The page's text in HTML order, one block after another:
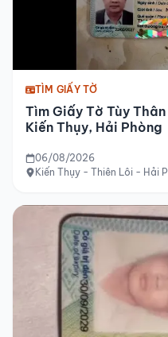
TÌM GIẤY TỜ
Tìm Giấy Tờ Tùy
Kiến Thụy, Hải Phòng
06/08/2026
Kiến Thụy - Thiên Lôi - Hải